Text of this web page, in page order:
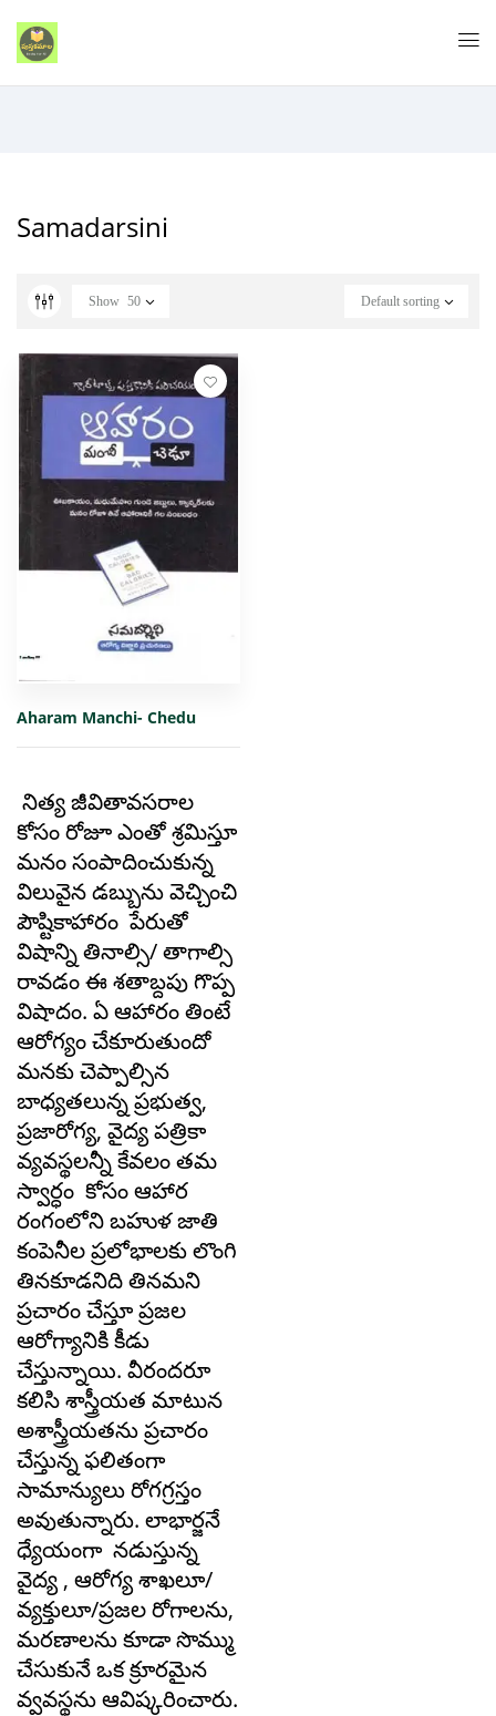
Samadarsini
Default sorting
Show 50
Aharam Manchi- Chedu
నిత్య జీవితావసరాల
కోసం రోజూ ఎంతో శ్రమిస్తూ
మనం సంపాదించుకున్న
విలువైన డబ్బును వెచ్చించి
పౌష్టికాహారం పేరుతో
విషాన్ని తినాల్సి/ తాగాల్సి
రావడం ఈ శతాబ్దపు గొప్ప
విషాదం. ఏ ఆహారం తింటే
ఆరోగ్యం చేకూరుతుందో
మనకు చెప్పాల్సిన
బాధ్యతలున్న ప్రభుత్వ,
ప్రజారోగ్య, వైద్య పత్రికా
వ్యవస్థలన్నీ కేవలం తమ
స్వార్ధం కోసం ఆహార
రంగంలోని బహుళ జాతి
కంపెనీల ప్రలోభాలకు లొంగి
తినకూడనిది తినమని
ప్రచారం చేస్తూ ప్రజల
ఆరోగ్యానికి కీడు
చేస్తున్నాయి. వీరందరూ
కలిసి శాస్త్రీయత మాటున
అశాస్త్రీయతను ప్రచారం
చేస్తున్న ఫలితంగా
సామాన్యులు రోగగ్రస్తం
అవుతున్నారు. లాభార్జనే
ధ్యేయంగా నడుస్తున్న
వైద్య , ఆరోగ్య శాఖలూ/
వ్యక్తులూ/ప్రజల రోగాలను,
మరణాలను కూడా సొమ్ము
చేసుకునే ఒక క్రూరమైన
వ్వవస్థను ఆవిష్కరించారు.